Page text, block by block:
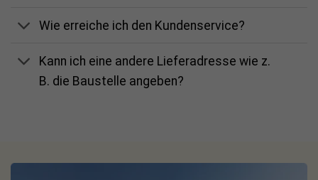
Unabhängigkeit und ein gutes Gefühl, auch wenn das Netz
Wie erreiche ich den Kundenservice?
Kann ich eine andere Lieferadresse wie z.
B. die Baustelle angeben?